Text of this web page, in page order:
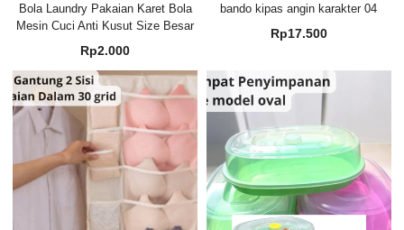
Bola Laundry Pakaian Karet Bola
Mesin Cuci Anti Kusut Size Besar
Rp2.000
bando kipas angin karakter 04
Rp17.500